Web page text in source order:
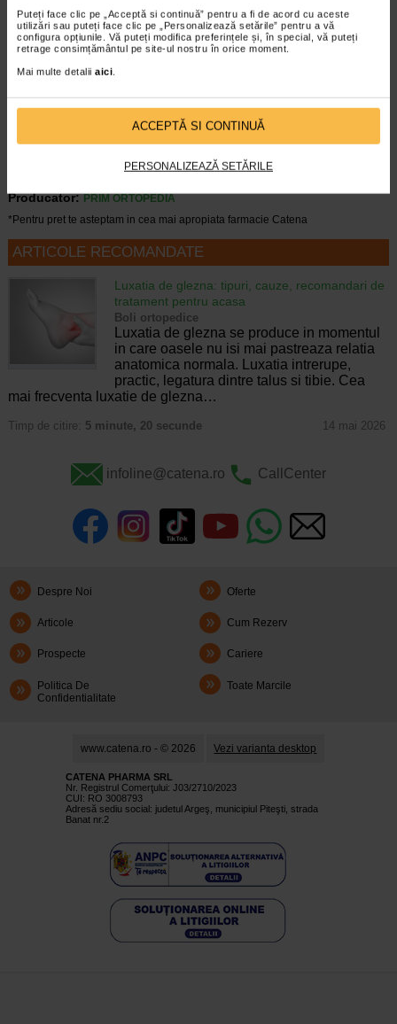
Puteți face clic pe „Acceptă si continuă” pentru a fi de acord cu aceste
utilizări sau puteți face clic pe „Personalizează setările” pentru a vă
configura opțiunile. Vă puteți modifica preferințele și, în special, vă puteți
retrage consimțământul pe site-ul nostru în orice moment.
Mai multe detalii aici
ACCEPTĂ SI CONTINUĂ
PERSONALIZEAZĂ SETĂRILE
S 34 – 37
L 42 – 46
Producator: PRIM ORTOPEDIA
*Pentru pret te asteptam in cea mai apropiata farmacie Catena
ARTICOLE RECOMANDATE
Luxatia de glezna: tipuri, cauze, recomandari de
tratament pentru acasa
Boli ortopedice
Luxatia de glezna se produce in momentul
in care oasele nu isi mai pastreaza relatia
anatomica normala. Luxatia intrerupe,
practic, legatura dintre talus si tibie. Cea
mai frecventa luxatie de glezna…
Timp de citire: 5 minute, 20 secunde 14 mai 2026
infoline@catena.ro CallCenter
Despre Noi Oferte
Articole Cum Rezerv
Prospecte Cariere
Politica De
Confidentialitate
Toate Marcile
www.catena.ro - © 2026 Vezi varianta desktop
CATENA PHARMA SRL
Nr. Registrul Comerţului: J03/2710/2023
CUI: RO 3008793
Adresă sediu social: judetul Argeş, municipiul Piteşti, strada
Banat nr.2